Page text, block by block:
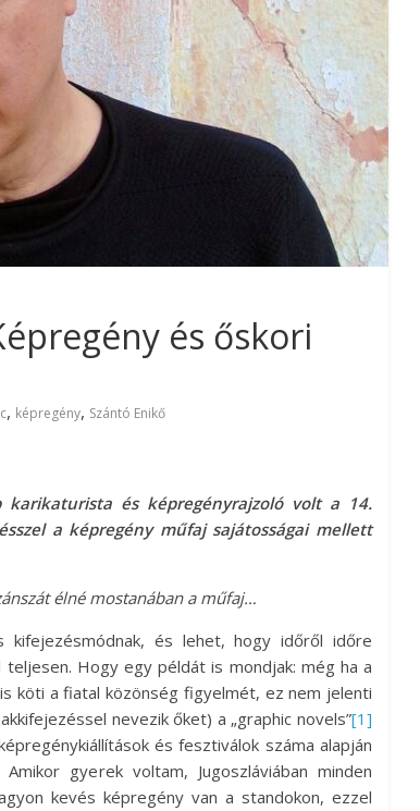
és őskori
, képregény, Szántó Enikő
karikaturista és képregényrajzoló volt a 14.
a képregény műfaj sajátosságai mellett
élné mostanában a műfaj…
és lehet, hogy időről időre
Hogy egy példát is mondjak: még ha a
köti a fiatal közönség figyelmét, ez nem jelenti
nevezik őket) a „graphic novels”[1]
és fesztiválok száma alapján
gyerek voltam, Jugoszláviában minden
kevés képregény van a standokon, ezzel